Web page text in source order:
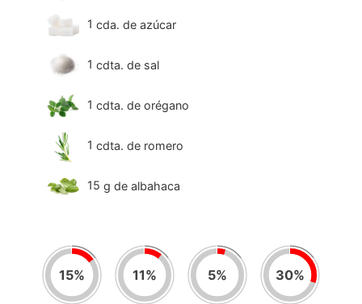
1 cda. de azúcar
1 cdta. de sal
1 cdta. de orégano
1 cdta. de romero
15 g de albahaca
15% 11% 5% 30%